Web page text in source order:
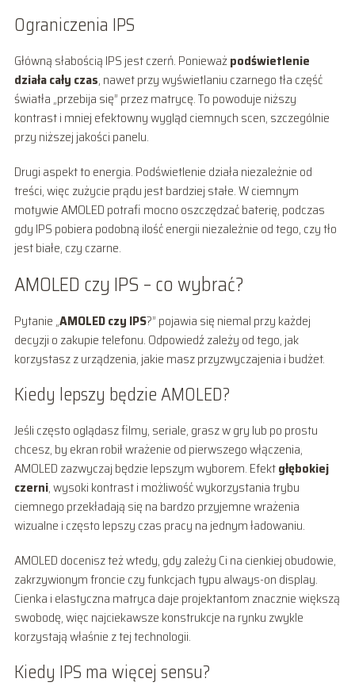
Ograniczenia IPS
Główną słabością IPS jest czerń. Ponieważpodświetlenie
działa cały czas, nawet przy wyświetlaniu czarnego tła część
światła „przebija się” przez matrycę. To powoduje niższy
kontrast i mniej efektowny wygląd ciemnych scen, szczególnie
przy niższej jakości panelu.
Drugi aspekt to energia. Podświetlenie działa niezależnie od
treści, więc zużycie prądu jest bardziej stałe. W ciemnym
motywie AMOLED potrafi mocno oszczędzać baterię, podczas
gdy IPS pobiera podobną ilość energii niezależnie od tego, czy tło
jest białe, czy czarne.
AMOLED czy IPS – co wybrać?
Pytanie „AMOLED czy IPS?” pojawia się niemal przy każdej
decyzji o zakupie telefonu. Odpowiedź zależy od tego, jak
korzystasz z urządzenia, jakie masz przyzwyczajenia i budżet.
Kiedy lepszy będzie AMOLED?
Jeśli często oglądasz filmy, seriale, grasz w gry lub po prostu
chcesz, by ekran robił wrażenie od pierwszego włączenia,
AMOLED zazwyczaj będzie lepszym wyborem. Efektgłębokiej
czerni, wysoki kontrast i możliwość wykorzystania trybu
ciemnego przekładają się na bardzo przyjemne wrażenia
wizualne i często lepszy czas pracy na jednym ładowaniu.
AMOLED docenisz też wtedy, gdy zależy Ci na cienkiej obudowie,
zakrzywionym froncie czy funkcjach typu always-on display.
Cienka i elastyczna matryca daje projektantom znacznie większą
swobodę, więc najciekawsze konstrukcje na rynku zwykle
korzystają właśnie z tej technologii.
Kiedy IPS ma więcej sensu?